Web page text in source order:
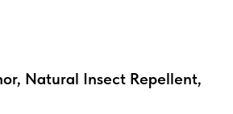
Natural Insect Repellent,